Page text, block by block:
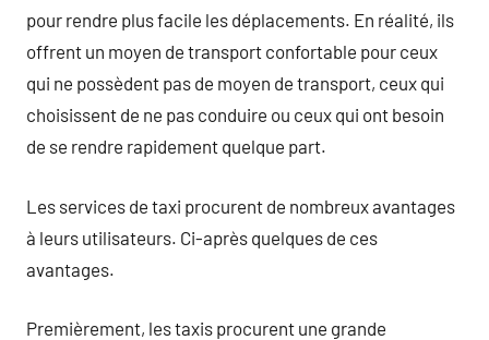
pour rendre plus facile les déplacements. En réalité, ils
offrent un moyen de transport confortable pour ceux
qui ne possèdent pas de moyen de transport, ceux qui
choisissent de ne pas conduire ou ceux qui ont besoin
de se rendre rapidement quelque part.
Les services de taxi procurent de nombreux avantages
à leurs utilisateurs. Ci-après quelques de ces
avantages.
Premièrement, les taxis procurent une grande